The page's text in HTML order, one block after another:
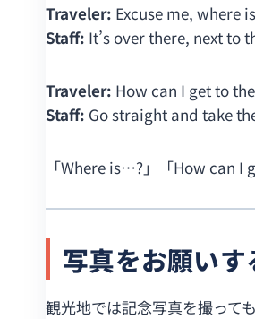
Traveler: Excuse me, where
Staff: It’s over there, next to
Traveler: How can I get to
Staff: Go straight and take
「Where is…?」「How can I
写真をお願いす
観光地では記念写真を撮って